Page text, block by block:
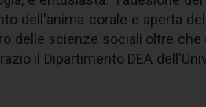
dell'anima corale e aperta
delle scienze sociali oltre
il Dipartimento DEA